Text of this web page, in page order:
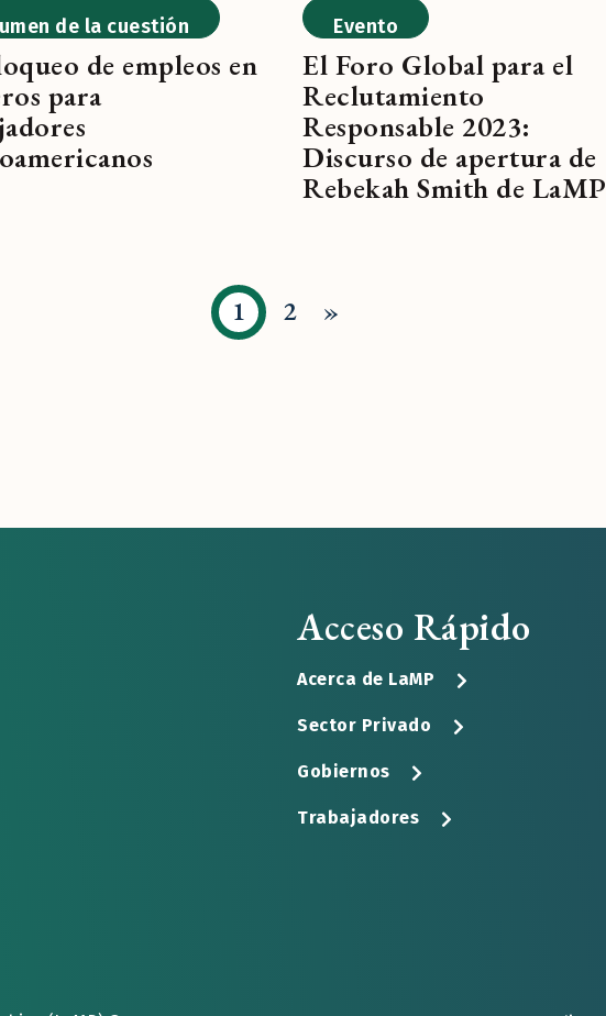
de la cuestión
de empleos en
para
Evento
El Foro Global para el
Reclutamiento
Responsable 2023:
Discurso de apertura de
Rebekah Smith de LaMP
1 2 »
Acceso Rápido
Acerca de LaMP
Sector Privado
Gobiernos
Trabajadores